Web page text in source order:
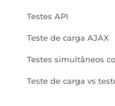
Testes API
Teste de carga AJAX
Testes simultâneos
Teste de carga vs